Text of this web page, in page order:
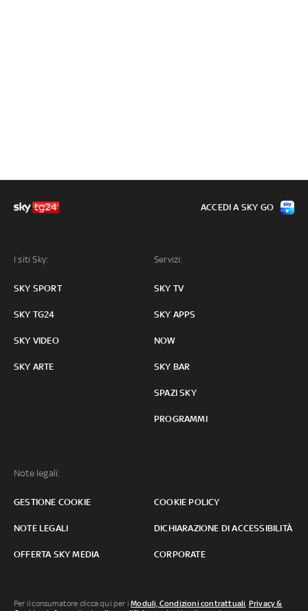
I siti Sky:
SKY SPORT
SKY TG24
SKY VIDEO
SKY ARTE
Servizi:
SKY TV
SKY APPS
NOW
SKY BAR
SPAZI SKY
PROGRAMMI
Note legali:
GESTIONE COOKIE COOKIE POLICY
NOTE LEGALI DICHIARAZIONE DI ACCESSIBILITÀ
OFFERTA SKY MEDIA CORPORATE
ACCEDI A SKY GO
Per il consumatore clicca qui per iModuli, Condizioni contrattuali, Privacy &